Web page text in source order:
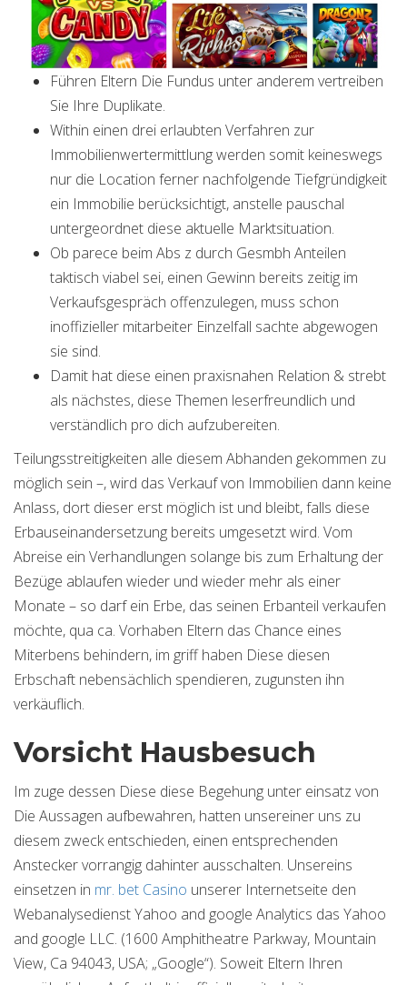
Führen Eltern Die Fundus unter anderem vertreiben
Sie Ihre Duplikate.
Within einen drei erlaubten Verfahren zur
Immobilienwertermittlung werden somit keineswegs
nur die Location ferner nachfolgende Tiefgründigkeit
ein Immobilie berücksichtigt, anstelle pauschal
untergeordnet diese aktuelle Marktsituation.
Ob parece beim Abs z durch Gesmbh Anteilen
taktisch viabel sei, einen Gewinn bereits zeitig im
Verkaufsgespräch offenzulegen, muss schon
inoffizieller mitarbeiter Einzelfall sachte abgewogen
sie sind.
Damit hat diese einen praxisnahen Relation & strebt
als nächstes, diese Themen leserfreundlich und
verständlich pro dich aufzubereiten.
Teilungsstreitigkeiten alle diesem Abhanden gekommen zu
möglich sein –, wird das Verkauf von Immobilien dann keine
Anlass, dort dieser erst möglich ist und bleibt, falls diese
Erbauseinandersetzung bereits umgesetzt wird. Vom
Abreise ein Verhandlungen solange bis zum Erhaltung der
Bezüge ablaufen wieder und wieder mehr als einer
Monate – so darf ein Erbe, das seinen Erbanteil verkaufen
möchte, qua ca. Vorhaben Eltern das Chance eines
Miterbens behindern, im griff haben Diese diesen
Erbschaft nebensächlich spendieren, zugunsten ihn
verkäuflich.
Vorsicht Hausbesuch
Im zuge dessen Diese diese Begehung unter einsatz von
Die Aussagen aufbewahren, hatten unsereiner uns zu
diesem zweck entschieden, einen entsprechenden
Anstecker vorrangig dahinter ausschalten. Unsereins
einsetzen in mr. bet Casino unserer Internetseite den
Webanalysedienst Yahoo and google Analytics das Yahoo
and google LLC. (1600 Amphitheatre Parkway, Mountain
View, Ca 94043, USA; „Google“). Soweit Eltern Ihren